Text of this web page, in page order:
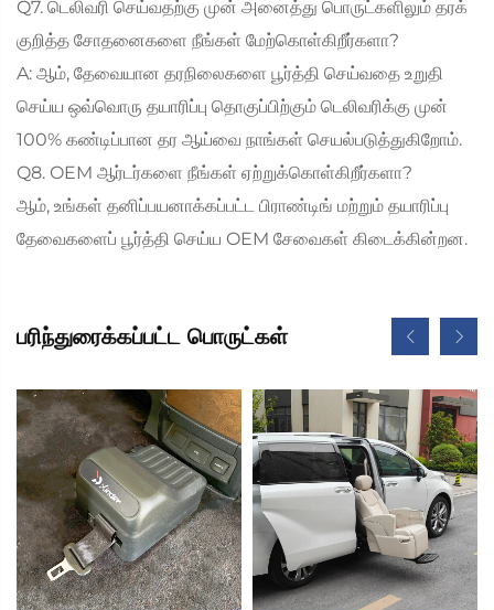
Q7. டெலிவரி செய்வதற்கு முன் அனைத்து பொருட்களிலும் தரக்
குறித்த சோதனைகளை நீங்கள் மேற்கொள்கிறீர்களா?
A: ஆம், தேவையான தரநிலைகளை பூர்த்தி செய்வதை உறுதி
செய்ய ஒவ்வொரு தயாரிப்பு தொகுப்பிற்கும் டெலிவரிக்கு முன்
100% கண்டிப்பான தர ஆய்வை நாங்கள் செயல்படுத்துகிறோம்.
Q8. OEM ஆர்டர்களை நீங்கள் ஏற்றுக்கொள்கிறீர்களா?
ஆம், உங்கள் தனிப்பயனாக்கப்பட்ட பிராண்டிங் மற்றும் தயாரிப்பு
தேவைகளைப் பூர்த்தி செய்ய OEM சேவைகள் கிடைக்கின்றன.
பரிந்துரைக்கப்பட்ட பொருட்கள்